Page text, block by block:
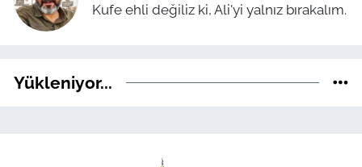
Kufe ehli değiliz ki, Ali'yi yalnız bırakalım.
Yükleniyor...